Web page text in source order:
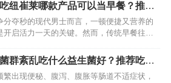
眼睛配备了“营养护盾”，从多维度缓解眼疲
缓眼部衰老，让双眸重焕清澈明亮。…
纽崔莱哪款产品可以当早餐？推荐
男士活力组合
分夺秒的现代男士而言，一顿便捷又营养的
开启活力一天的关键。然而，传统早餐往往
凭借科学配方与高效营养供给，成为男士早
想解决方案，让健康与便捷兼得。…
群紊乱吃什么益生菌好？推荐吃纽
盈植萃益生菌
繁出现便秘、腹泻、腹胀等肠道不适症状，